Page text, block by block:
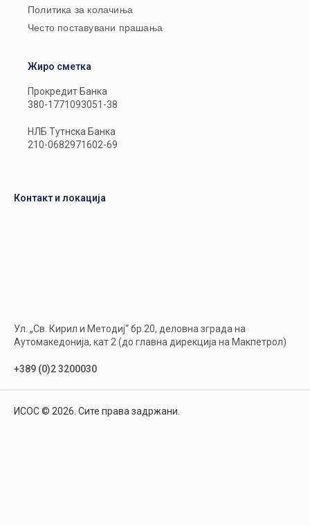
Политика за колачиња
Често поставувани прашања
Жиро сметка
Прокредит Банка
380-1771093051-38
НЛБ Тутнска Банка
210-0682971602-69
Контакт и локација
Ул. „Св. Кирил и Методиј“ бр.20, деловна зграда на
Аутомакедонија, кат 2 (до главна дирекција на Макпетрол)
+389 (0)2 3200030
ИСОС © 2026. Сите права задржани.